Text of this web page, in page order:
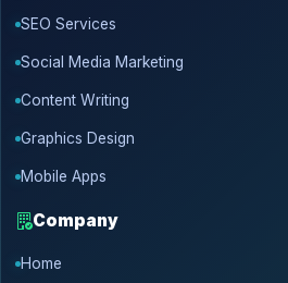
SEO Services
Social Media Marketing
Content Writing
Graphics Design
Mobile Apps
Company
Home